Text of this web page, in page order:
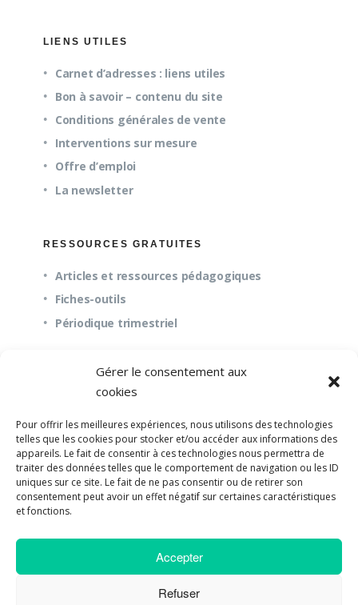
Gérer le consentement aux
cookies
Pour offrir les meilleures expériences, nous utilisons des technologies
telles que les cookies pour stocker et/ou accéder aux informations des
appareils. Le fait de consentir à ces technologies nous permettra de
traiter des données telles que le comportement de navigation ou les ID
uniques sur ce site. Le fait de ne pas consentir ou de retirer son
consentement peut avoir un effet négatif sur certaines caractéristiques
et fonctions.
Accepter
Refuser
LIENS UTILES
Carnet d’adresses : liens utiles
Bon à savoir – contenu du site
Conditions générales de vente
Interventions sur mesure
Offre d’emploi
La newsletter
RESSOURCES GRATUITES
Articles et ressources pédagogiques
Fiches-outils
Périodique trimestriel
QUESTIONS FRÉQUENTES
Questions fréquentes (FAQ)
Mission et pédagogie
Web par UPSOURCE